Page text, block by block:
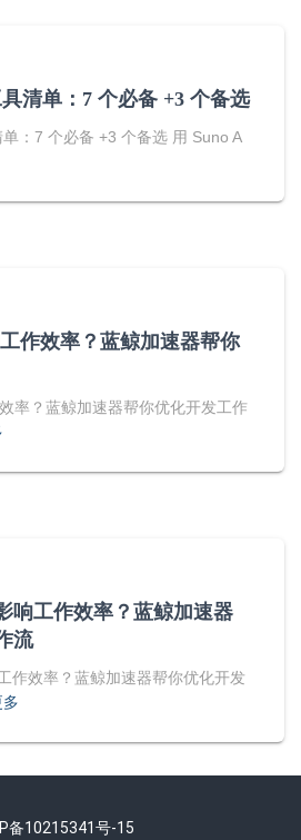
清单：7 个必备 +3 个备选
：7 个必备 +3 个备选 用 Suno A
作效率？蓝鲸加速器帮你
率？蓝鲸加速器帮你优化开发工作
响工作效率？蓝鲸加速器
流
作效率？蓝鲸加速器帮你优化开发
备10215341号-15